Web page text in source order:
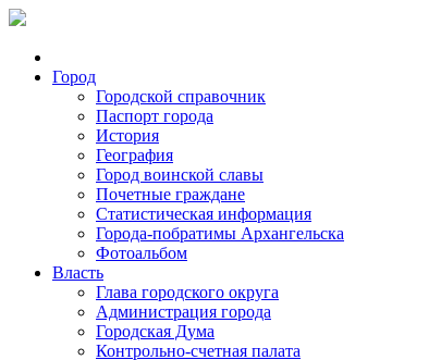
Город
Городской справочник
Паспорт города
История
География
Город воинской славы
Почетные граждане
Статистическая информация
Города-побратимы Архангельска
Фотоальбом
Власть
Глава городского округа
Администрация города
Городская Дума
Контрольно-счетная палата